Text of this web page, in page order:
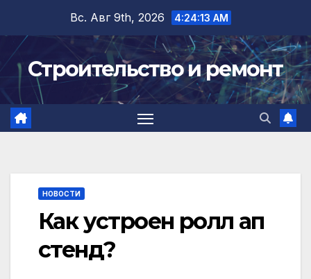
содержимому
Вс. Авг 9th, 2026 4:24:13 AM
Строительство и ремонт
НОВОСТИ
Как устроен ролл ап
стенд?